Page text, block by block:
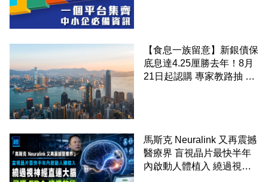
【食息一族留意】新銀債保
底息達4.25厘勝去年！8月
21日起認購 專家教路抽 20
馬斯克 Neuralink 又再震撼
醫療界 盲視晶片最快半年
內啟動人體植入 繞過視神